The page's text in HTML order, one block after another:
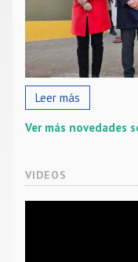
Leer más
Ver más novedades
VIDEOS